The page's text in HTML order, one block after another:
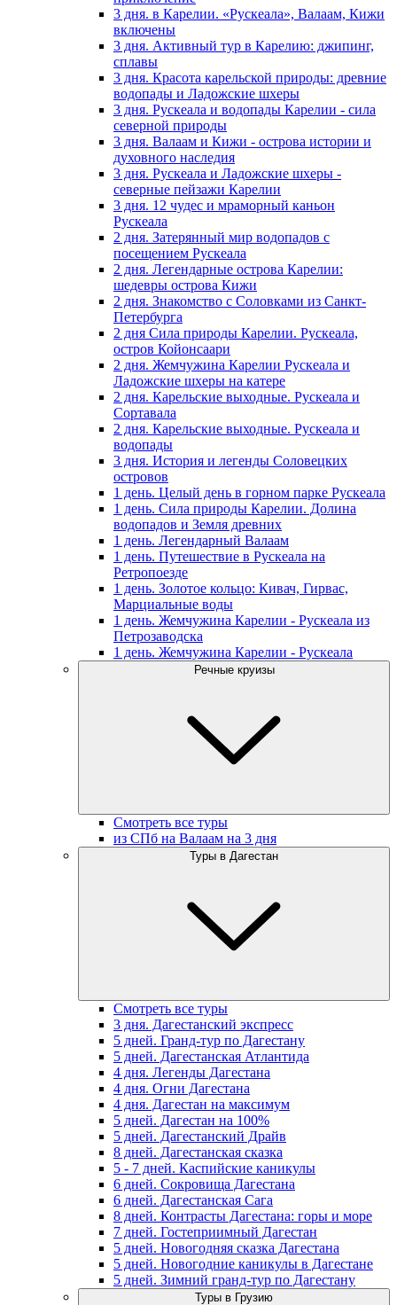
3 дня. в Карелии. «Рускеала», Валаам, Кижи
включены
3 дня. Активный тур в Карелию: джипинг,
сплавы
3 дня. Красота карельской природы: древние
водопады и Ладожские шхеры
3 дня. Рускеала и водопады Карелии - сила
северной природы
3 дня. Валаам и Кижи - острова истории и
духовного наследия
3 дня. Рускеала и Ладожские шхеры -
северные пейзажи Карелии
3 дня. 12 чудес и мраморный каньон
Рускеала
2 дня. Затерянный мир водопадов с
посещением Рускеала
2 дня. Легендарные острова Карелии:
шедевры острова Кижи
2 дня. Знакомство с Соловками из Санкт-
Петербурга
2 дня Сила природы Карелии. Рускеала,
остров Койонсаари
2 дня. Жемчужина Карелии Рускеала и
Ладожские шхеры на катере
2 дня. Карельские выходные. Рускеала и
Сортавала
2 дня. Карельские выходные. Рускеала и
водопады
3 дня. История и легенды Соловецких
островов
1 день. Целый день в горном парке Рускеала
1 день. Сила природы Карелии. Долина
водопадов и Земля древних
1 день. Легендарный Валаам
1 день. Путешествие в Рускеала на
Ретропоезде
1 день. Золотое кольцо: Кивач, Гирвас,
Марциальные воды
1 день. Жемчужина Карелии - Рускеала из
Петрозаводска
1 день. Жемчужина Карелии - Рускеала
Речные круизы
Смотреть все туры
из СПб на Валаам на 3 дня
Туры в Дагестан
Смотреть все туры
3 дня. Дагестанский экспресс
5 дней. Гранд-тур по Дагестану
5 дней. Дагестанская Атлантида
4 дня. Легенды Дагестана
4 дня. Огни Дагестана
4 дня. Дагестан на максимум
5 дней. Дагестан на 100%
5 дней. Дагестанский Драйв
8 дней. Дагестанская сказка
5 - 7 дней. Каспийские каникулы
6 дней. Сокровища Дагестана
6 дней. Дагестанская Сага
8 дней. Контрасты Дагестана: горы и море
7 дней. Гостеприимный Дагестан
5 дней. Новогодняя сказка Дагестана
5 дней. Новогодние каникулы в Дагестане
5 дней. Зимний гранд-тур по Дагестану
Туры в Грузию